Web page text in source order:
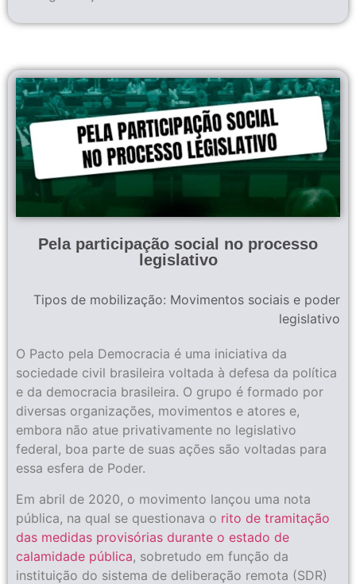
Pela participação social no processo
legislativo
Tipos de mobilização: Movimentos sociais e poder
legislativo
O Pacto pela Democracia é uma iniciativa da
sociedade civil brasileira voltada à defesa da política
e da democracia brasileira. O grupo é formado por
diversas organizações, movimentos e atores e,
embora não atue privativamente no legislativo
federal, boa parte de suas ações são voltadas para
essa esfera de Poder.
Em abril de 2020, o movimento lançou uma nota
pública, na qual se questionava o rito de tramitação
das medidas provisórias durante o estado de
calamidade pública, sobretudo em função da
instituição do sistema de deliberação remota (SDR)